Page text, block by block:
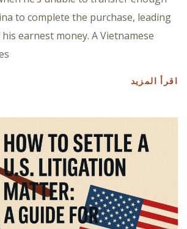
to complete the purchase, leading
earnest money. A Vietnamese
اقرأ المزيد